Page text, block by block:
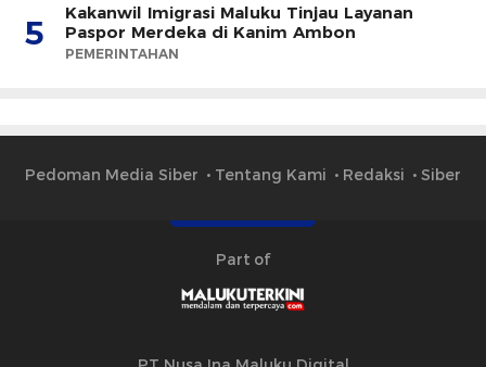
5
Kakanwil Imigrasi Maluku Tinjau Layanan
Paspor Merdeka di Kanim Ambon
PEMERINTAHAN
Pedoman Media Siber Tentang Kami Redaksi Siber
Part of